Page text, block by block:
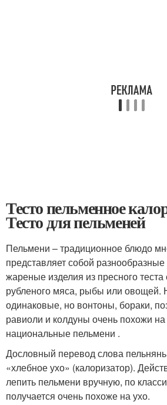
Тесто пельменное
Тесто для пельменей
Пельмени – традиционное блюдо
представляет собой
жареные изделия из пресного теста
рубленого мяса, рыбы или овощей.
одинаковые, но вонтоны, бораки,
равиоли и колдуны очень похожи на
национальные пельмени .
Дословный перевод слова
«хлебное ухо» (калоризатор).
лепить пельмени вручную, по
получается очень похоже на ухо.